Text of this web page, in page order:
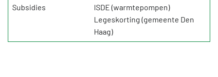
Subsidies
ISDE (warmtepompen)
Legeskorting (gemeente Den
Haag)